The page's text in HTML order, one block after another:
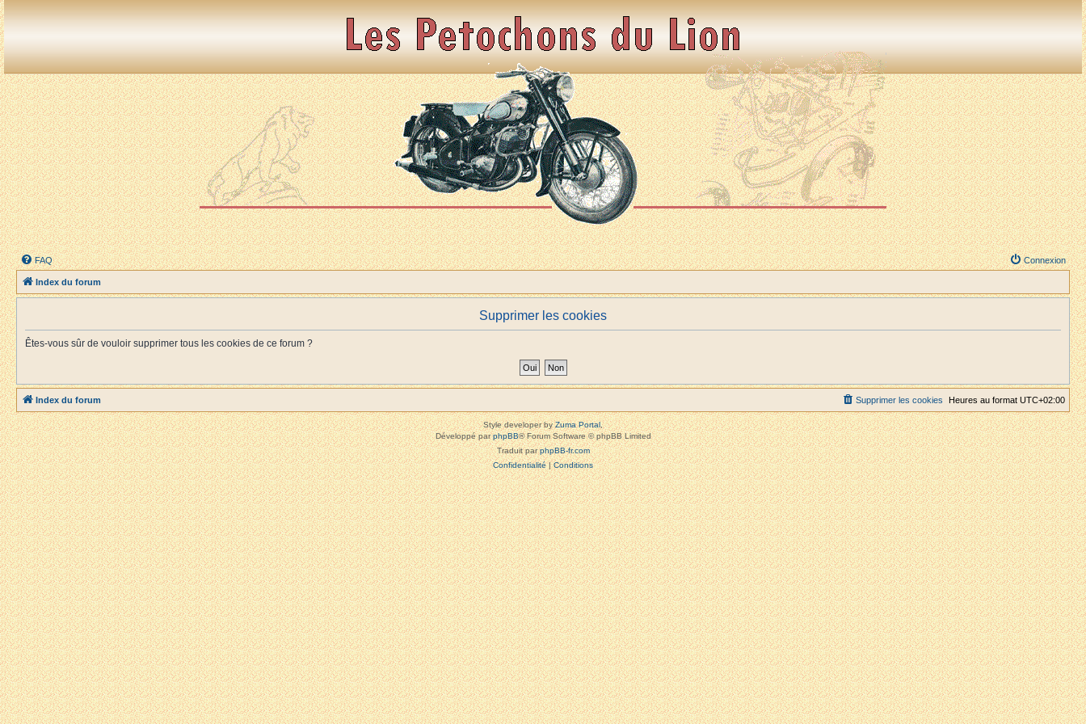
FAQ Connexion
Index du forum
Supprimer les cookies
Êtes-vous sûr de vouloir supprimer tous les cookies de ce forum ?
Index du forum Heures au format UTC+02:00
Supprimer les cookies
Style developer byZuma Portal,
Développé parphpBB® Forum Software © phpBB Limited
Traduit parphpBB-fr.com
Confidentialité|Conditions